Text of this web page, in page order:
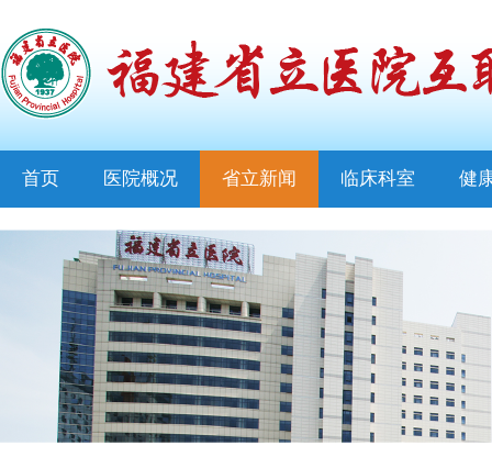
首页 医院概况 省立新闻 临床科室 健